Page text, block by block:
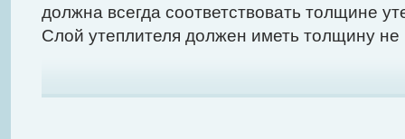
должна всегда соответствовать толщине
Слой утеплителя должен иметь толщину